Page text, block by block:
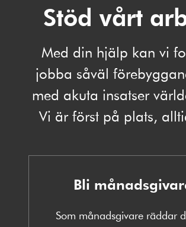
Stöd vårt
Med din hjälp kan vi
jobba såväl
med akuta insatser
Vi är först på plats,
Bli
Som månadsgivare räddar